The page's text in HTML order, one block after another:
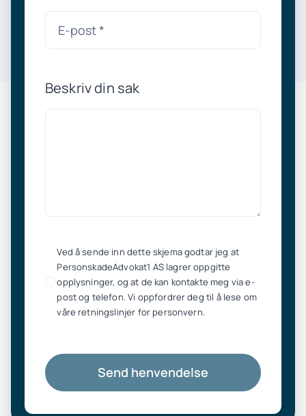
Beskriv din sak
Ved å sende inn dette skjema godtar jeg at
PersonskadeAdvokat1 AS lagrer oppgitte
opplysninger, og at de kan kontakte meg via e-
post og telefon. Vi oppfordrer deg til å lese om
våre retningslinjer for personvern.
Send henvendelse